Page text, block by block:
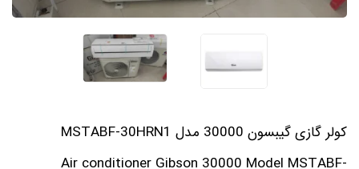
کولر گازی گیبسون 30000 مدل MSTABF-30HRN1
Air conditioner Gibson 30000 Model MSTABF-